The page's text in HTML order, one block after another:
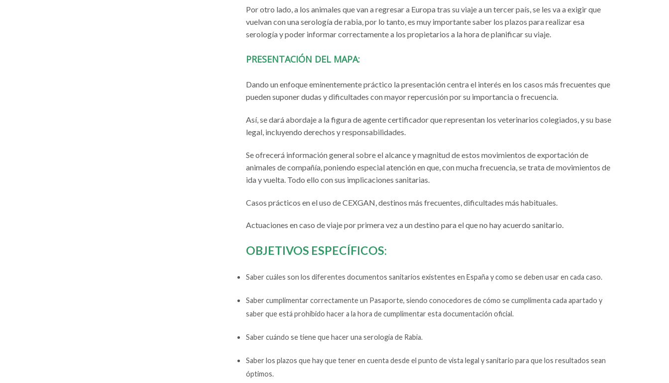
Por otro lado, a los animales que van a regresar a Europa tras su viaje a un tercer país, se les va a exigir que
vuelvan con una serología de rabia, por lo tanto, es muy importante saber los plazos para realizar esa
serología y poder informar correctamente a los propietarios a la hora de planificar su viaje.
PRESENTACIÓN DEL MAPA:
Dando un enfoque eminentemente práctico la presentación centra el interés en los casos más frecuentes que
pueden suponer dudas y dificultades con mayor repercusión por su importancia o frecuencia.
Así, se dará abordaje a la figura de agente certificador que representan los veterinarios colegiados, y su base
legal, incluyendo derechos y responsabilidades.
Se ofrecerá información general sobre el alcance y magnitud de estos movimientos de exportación de
animales de compañía, poniendo especial atención en que, con mucha frecuencia, se trata de movimientos de
ida y vuelta. Todo ello con sus implicaciones sanitarias.
Casos prácticos en el uso de CEXGAN, destinos más frecuentes, dificultades más habituales.
Actuaciones en caso de viaje por primera vez a un destino para el que no hay acuerdo sanitario.
OBJETIVOS ESPECÍFICOS:
Saber cuáles son los diferentes documentos sanitarios existentes en España y como se deben usar en cada caso.
Saber cumplimentar correctamente un Pasaporte, siendo conocedores de cómo se cumplimenta cada apartado y
saber que está prohibido hacer a la hora de cumplimentar esta documentación oficial.
Saber cuándo se tiene que hacer una serología de Rabia.
Saber los plazos que hay que tener en cuenta desde el punto de vista legal y sanitario para que los resultados sean
óptimos.